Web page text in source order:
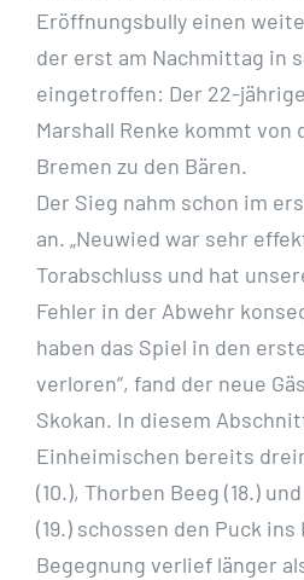
Eröffnungsbully einen
der erst am Nachmittag in
eingetroffen: Der 22-
Marshall Renke kommt von
Bremen zu den Bären.
Der Sieg nahm schon im
an. „Neuwied war sehr
Torabschluss und hat
Fehler in der Abwehr
haben das Spiel in den
verloren“, fand der neue
Skokan. In diesem
Einheimischen bereits
(10.), Thorben Beeg (18.)
(19.) schossen den Puck
Begegnung verlief länger